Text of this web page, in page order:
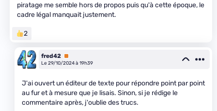
piratage me semble hors de propos puis qu'à cette époque, le
cadre légal manquait justement.
2
fred42 Premium
Le 29/10/2024 à 19h39
J'ai ouvert un éditeur de texte pour répondre point par point
au fur et à mesure que je lisais. Sinon, si je rédige le
commentaire après, j'oublie des trucs.